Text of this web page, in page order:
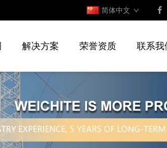
简体中文
解决方案 荣誉资质 联系我